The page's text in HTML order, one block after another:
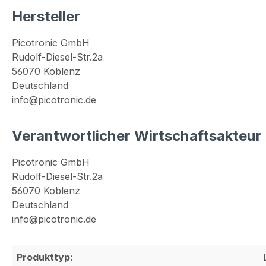
Hersteller
Picotronic GmbH
Rudolf-Diesel-Str.2a
56070 Koblenz
Deutschland
info@picotronic.de
Verantwortlicher Wirtschaftsakteur
Picotronic GmbH
Rudolf-Diesel-Str.2a
56070 Koblenz
Deutschland
info@picotronic.de
Produkttyp: